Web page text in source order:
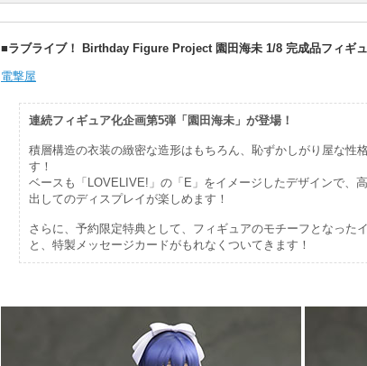
■ラブライブ！ Birthday Figure Project 園田海未 1/8 完成品フィギ
電撃屋
連続フィギュア化企画第5弾「園田海未 」が登場！
積層構造の衣装の緻密な造形はもちろん、恥ずかしがり屋な性
す！
ベースも「LOVELIVE!」の「E」をイメージしたデザインで、
出してのディスプレイが楽しめます！
さらに、予約限定特典として、フィギュアのモチーフとなった
と、特製メッセージカードがもれなくついてきます！